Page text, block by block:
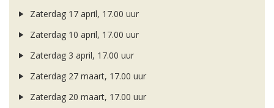
Zaterdag 17 april, 17.00 uur
Zaterdag 10 april, 17.00 uur
Zaterdag 3 april, 17.00 uur
Zaterdag 27 maart, 17.00 uur
Zaterdag 20 maart, 17.00 uur